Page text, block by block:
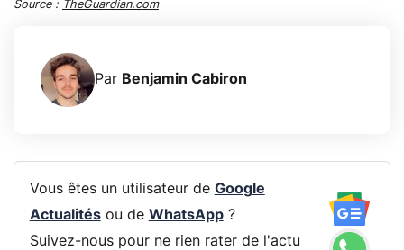
Source : TheGuardian.com
Par Benjamin Cabiron
Vous êtes un utilisateur de Google
Actualitésou de WhatsApp?
Suivez-nous pour ne rien rater de l'actu